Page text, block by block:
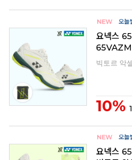
요넥스
빅토르 악
10%
요넥스